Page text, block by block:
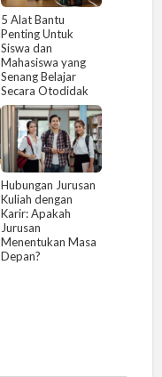
5 Alat Bantu
Penting Untuk
Siswa dan
Mahasiswa yang
Senang Belajar
Secara Otodidak
Hubungan Jurusan
Kuliah dengan
Karir: Apakah
Jurusan
Menentukan Masa
Depan?